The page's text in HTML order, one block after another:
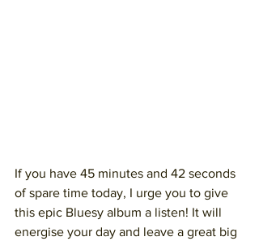
If you have 45 minutes and 42 seconds
of spare time today, I urge you to give
this epic Bluesy album a listen! It will
energise your day and leave a great big